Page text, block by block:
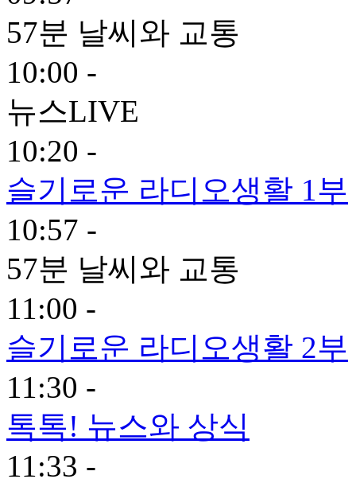
57분 날씨와 교통
10:00 -
뉴스LIVE
10:20 -
슬기로운 라디오생활 1부
10:57 -
57분 날씨와 교통
11:00 -
슬기로운 라디오생활 2부
11:30 -
톡톡! 뉴스와 상식
11:33 -